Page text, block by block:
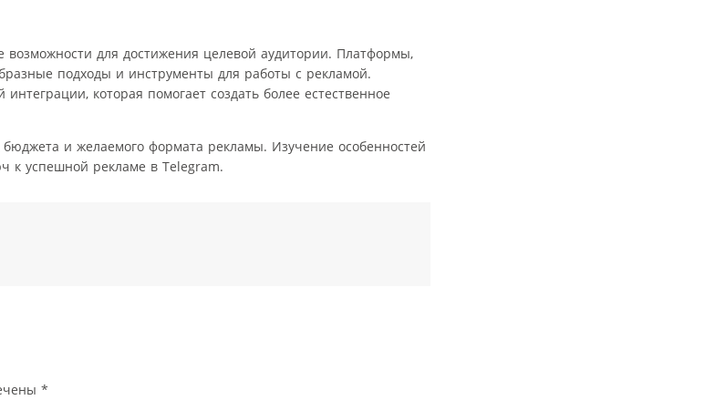
для достижения целевой аудитории. Платформы,
подходы и инструменты для работы с рекламой.
которая помогает создать более естественное
и желаемого формата рекламы. Изучение особенностей
к успешной рекламе в Telegram.
*